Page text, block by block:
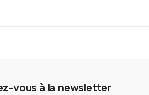
vous à la newsletter